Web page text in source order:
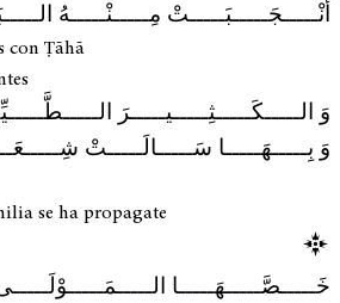
أَنْـــــجَـــــبَـــــتْ مِـــــنْـــــهُ
con Ṭāhā
وَ الـــــكَـــــثِـــــيـــــرَ
وَ بِـــــهَـــــا سَـــــالَـــــتْ
se ha propagate
خَـــــصَّـــــهَـــــا